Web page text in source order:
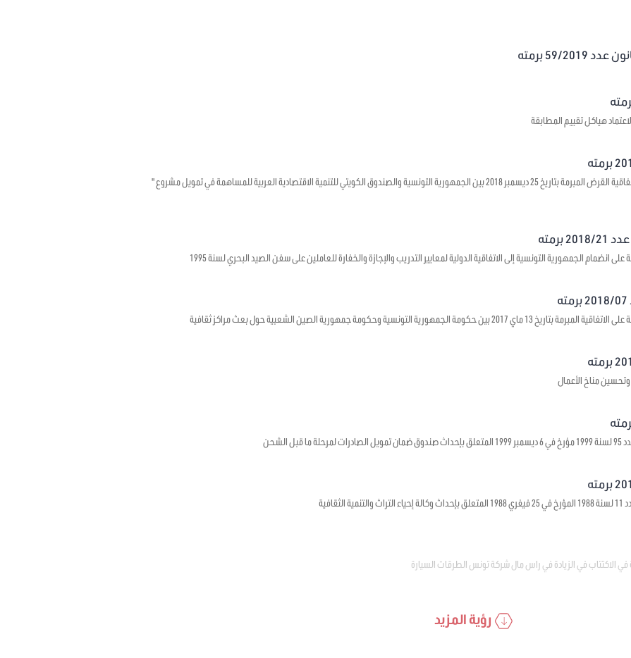
برمته
هياكل تقييم المطابقة
يتعلق بالموافقة على اتفاقية القرض المبرمة بتاريخ 25 ديسمبر 2018 بين الجمهورية التونسية والصندوق الكويتي للتنمية الاقتصادية العربية للمساهمة في تمويل مشروع "
على انضمام الجمهورية التونسية إلى الاتفاقية الدولية لمعايير التدريب والإجازة والخفارة للعاملين على سفن الصيد البحري لسنة 1995
2017 بين حكومة الجمهورية التونسية وحكومة جمهورية الصين الشعبية حول بعث مراكز ثقافية
وتحسين مناخ الأعمال
الشحن
في الاكتتاب في الزيادة في راس مال شركة تونس الطرقات السيارة
رؤية المزيد